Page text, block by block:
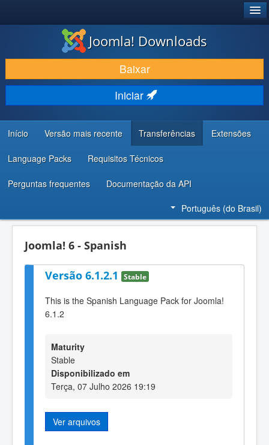
BAIXAR E APRIMORAR
DESCUBRA & APRENDA
COMUNIDADE & SUPORTE
RECURSOS PARA DESENVOLVEDORES
Joomla! Downloads
Baixar
Iniciar
Início Versão mais recente Transferências Extensões
Language Packs Requisitos Técnicos
Perguntas frequentes Documentação da API
Português (do Brasil)
Joomla! 6 - Spanish
Versão 6.1.2.1 Stable
This is the Spanish Language Pack for Joomla!
6.1.2
Maturity
Stable
Disponibilizado em
Terça, 07 Julho 2026 19:19
Ver arquivos